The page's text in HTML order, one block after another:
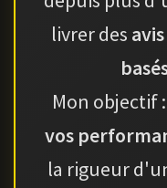
livrer des
Mon objectif
vos
la rigueur